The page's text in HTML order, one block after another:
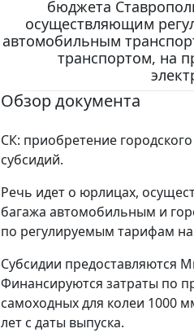
бюджета
осуществляющим
автомобильным
транспортом, на
Обзор документа
СК: приобретение
субсидий.
Речь идет о юрлицах,
багажа автомобильным и
по регулируемым тарифам
Субсидии предоставляются
Финансируются затраты по
самоходных для колеи 1000
лет с даты выпуска.